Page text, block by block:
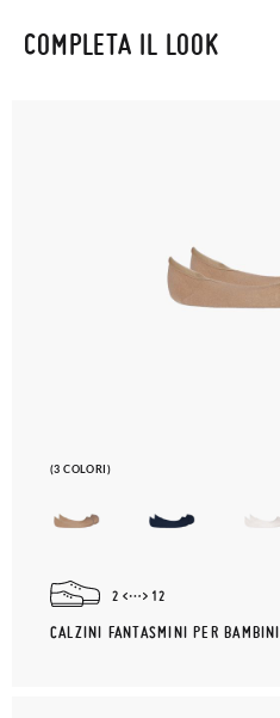
COMPLETA IL LOOK
(3 COLORI)
2 12
CALZINI FANTASMINI PER BAMBINI